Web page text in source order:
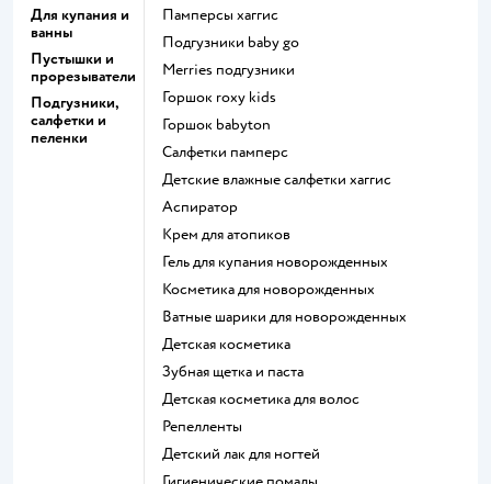
Для купания и
ванны
Пустышки и
прорезыватели
Подгузники,
салфетки и
пеленки
памперсы хаггис
подгузники baby go
merries подгузники
горшок roxy kids
горшок babyton
салфетки памперс
детские влажные салфетки хаггис
аспиратор
крем для атопиков
гель для купания новорожденных
косметика для новорожденных
ватные шарики для новорожденных
детская косметика
зубная щетка и паста
детская косметика для волос
репелленты
детский лак для ногтей